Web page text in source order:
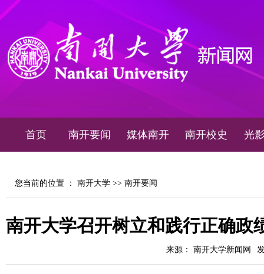
首页 南开要闻 媒体南开 南开校史 光
您当前的位置 ： 南开大学 >> 南开要闻
南开大学召开树立和践行正确政
来源： 南开大学新闻网